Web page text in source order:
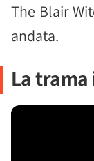
The Blair
andata.
La